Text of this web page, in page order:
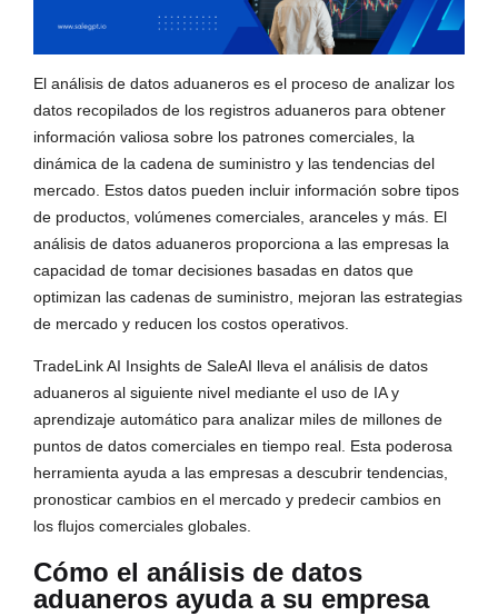
El análisis de datos aduaneros es el proceso de analizar los
datos recopilados de los registros aduaneros para obtener
información valiosa sobre los patrones comerciales, la
dinámica de la cadena de suministro y las tendencias del
mercado. Estos datos pueden incluir información sobre tipos
de productos, volúmenes comerciales, aranceles y más. El
análisis de datos aduaneros proporciona a las empresas la
capacidad de tomar decisiones basadas en datos que
optimizan las cadenas de suministro, mejoran las estrategias
de mercado y reducen los costos operativos.
TradeLink AI Insights de SaleAI lleva el análisis de datos
aduaneros al siguiente nivel mediante el uso de IA y
aprendizaje automático para analizar miles de millones de
puntos de datos comerciales en tiempo real. Esta poderosa
herramienta ayuda a las empresas a descubrir tendencias,
pronosticar cambios en el mercado y predecir cambios en
los flujos comerciales globales.
Cómo el análisis de datos
aduaneros ayuda a su empresa